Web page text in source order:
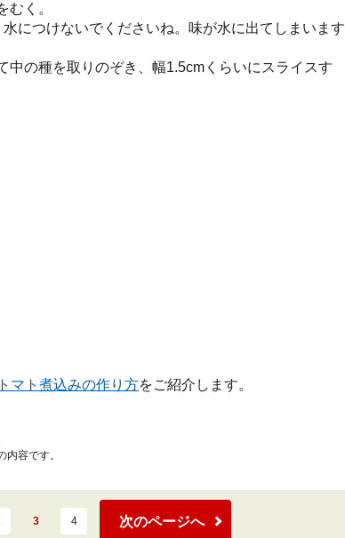
むく。
につけないでくださいね。味が水に出てしまいます
中の種を取りのぞき、幅1.5cmくらいにスライスす
マト煮込みの作り方をご紹介します。
容です。
3 4 次のページへ